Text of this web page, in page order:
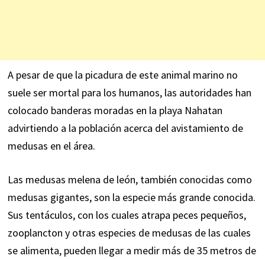
A pesar de que la picadura de este animal marino no
suele ser mortal para los humanos, las autoridades han
colocado banderas moradas en la playa Nahatan
advirtiendo a la población acerca del avistamiento de
medusas en el área.
Las medusas melena de león, también conocidas como
medusas gigantes, son la especie más grande conocida.
Sus tentáculos, con los cuales atrapa peces pequeños,
zooplancton y otras especies de medusas de las cuales
se alimenta, pueden llegar a medirmás de 35 metros de